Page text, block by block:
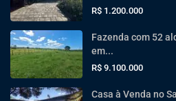
R$ 1.200.000
Fazenda com 52
em...
R$ 9.100.000
Casa à Venda no